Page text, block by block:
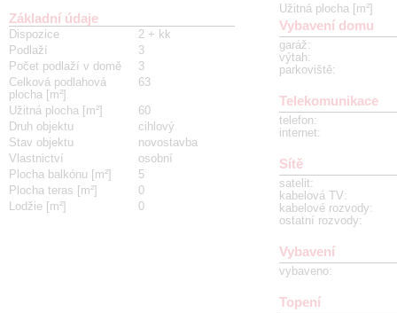
Základní údaje
Dispozice
2 + kk
Podlaží
3
Počet podlaží v domě
3
Celková podlahová
plocha [m²]
63
Užitná plocha [m²]
60
Druh objektu
cihlový
Stav objektu
novostavba
Vlastnictví
osobní
Plocha balkónu [m²]
5
Plocha teras [m²]
0
Lodžie [m²]
0
Užitná plocha [m²]
Vybavení domu
garáž:
výtah:
parkoviště:
Telekomunikace
telefon:
internet:
Sítě
satelit:
kabelová TV:
kabelové rozvody:
ostatní rozvody:
Vybavení
vybaveno:
Topení